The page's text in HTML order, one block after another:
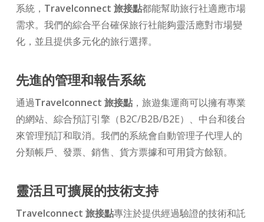
系統， Travelconnect 旅接點都能幫助旅行社適應市場
需求。我們的綜合平台確保旅行社能夠靈活應對市場變
化，並且提供多元化的旅行選擇。
先進的管理和報告系統
通過Travelconnect 旅接點，旅遊集運商可以擁有專業
的網站、綜合預訂引擎（B2C/B2B/B2E）、中台和後台
來管理預訂和取消。我們的系統會自動管理子代理人的
分類帳戶、發票、銷售、貨方票據和可用貸方餘額。
靈活且可擴展的技術支持
Travelconnect 旅接點專注於提供經過驗證的技術和託